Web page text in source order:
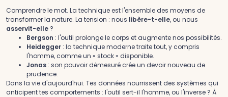
Comprendre le mot. La technique est l'ensemble des moyens de
transformer la nature. La tension : nous libère-t-elle, ou nous
asservit-elle ?
Bergson : l'outil prolonge le corps et augmente nos possibilités.
Heidegger : la technique moderne traite tout, y compris
l'homme, comme un « stock » disponible.
Jonas : son pouvoir démesuré crée un devoir nouveau de
prudence.
Dans la vie d'aujourd'hui. Tes données nourrissent des systèmes qui
anticipent tes comportements : l'outil sert-il l'homme, ou l'inverse ? À